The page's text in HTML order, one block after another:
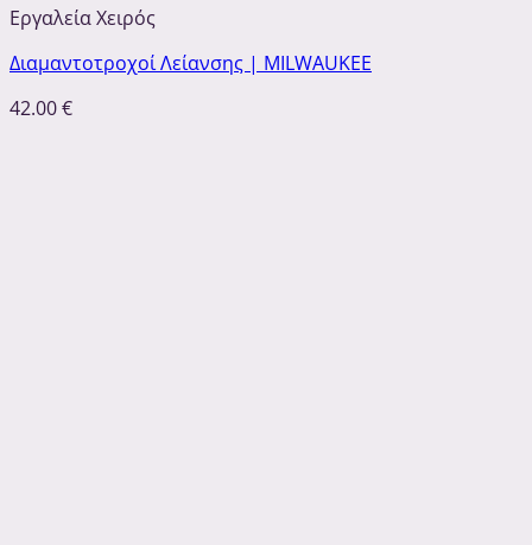
Εργαλεία Χειρός
Διαμαντοτροχοί Λείανσης | MILWAUKEE
42.00€